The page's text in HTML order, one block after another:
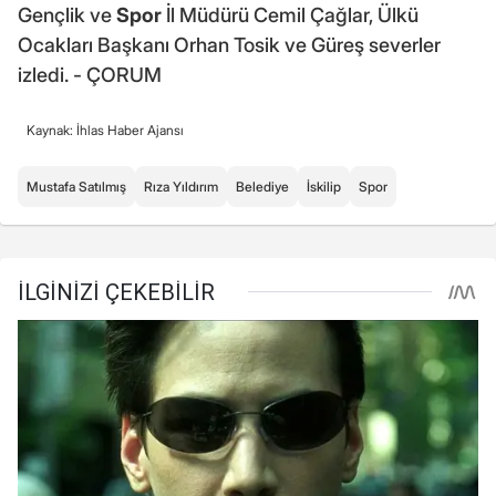
Gençlik veSpor İl Müdürü Cemil Çağlar, Ülkü
Ocakları Başkanı Orhan Tosik ve Güreş severler
izledi. - ÇORUM
Kaynak: İhlas Haber Ajansı
Mustafa Satılmış Rıza Yıldırım Belediye İskilip Spor